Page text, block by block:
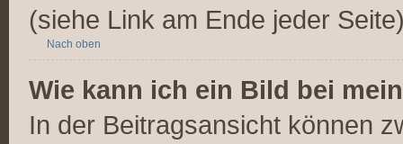
(siehe Link am Ende jeder
Nach oben
Wie kann ich ein Bild bei
In der Beitragsansicht können